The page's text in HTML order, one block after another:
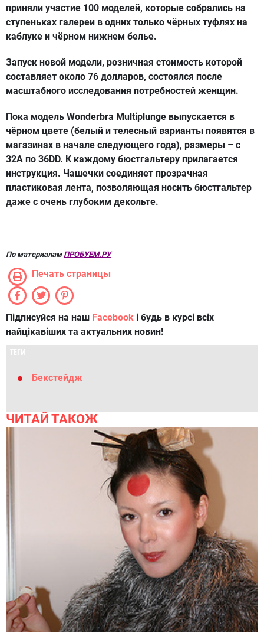
приняли участие 100 моделей, которые собрались на
ступеньках галереи в одних только чёрных туфлях на
каблуке и чёрном нижнем белье.
Запуск новой модели, розничная стоимость которой
составляет около 76 долларов, состоялся после
масштабного исследования потребностей женщин.
Пока модель Wonderbra Multiplunge выпускается в
чёрном цвете (белый и телесный варианты появятся в
магазинах в начале следующего года), размеры – с
32A по 36DD. К каждому бюстгальтеру прилагается
инструкция. Чашечки соединяет прозрачная
пластиковая лента, позволяющая носить бюстгальтер
даже с очень глубоким декольте.
По материалам ПРОБУЕМ.РУ
Печать страницы
Підписуйся на наш Facebook і будь в курсі всіх
найцікавіших та актуальних новин!
ТЕГИ
Бекстейдж
ЧИТАЙ ТАКОЖ